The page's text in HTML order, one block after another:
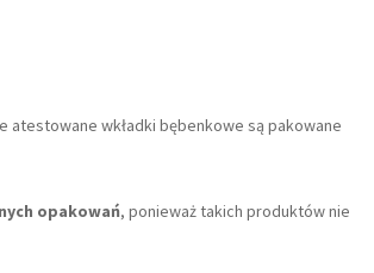
wkładki bębenkowe są pakowane
opakowań, ponieważ takich produktów nie